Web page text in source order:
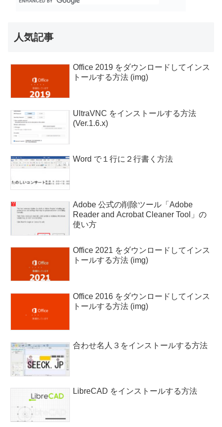
人気記事
Office 2019 をダウンロードしてインス
トールする方法 (img)
UltraVNC をインストールする方法
(Ver.1.6.x)
Word で１行に２行書く方法
Adobe 公式の削除ツール「Adobe
Reader and Acrobat Cleaner Tool」の
使い方
Office 2021 をダウンロードしてインス
トールする方法 (img)
Office 2016 をダウンロードしてインス
トールする方法 (img)
合わせ名人３をインストールする方法
LibreCAD をインストールする方法